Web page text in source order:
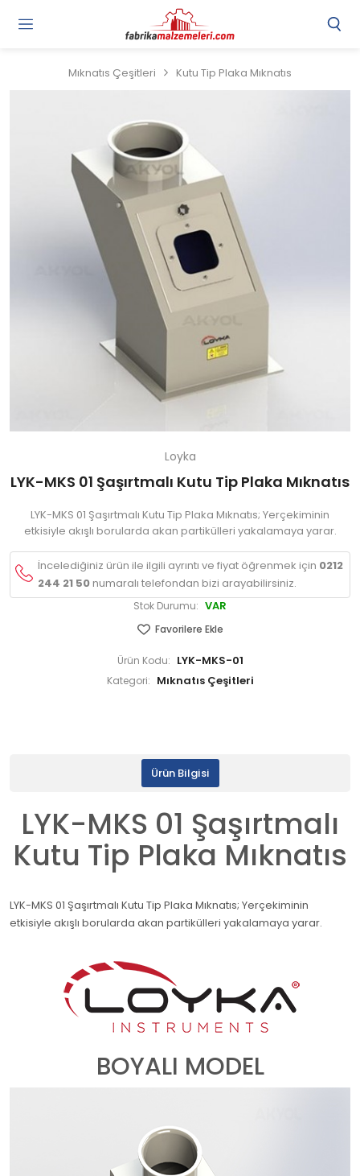
Mıknatıs Çeşitleri Kutu Tip Plaka Mıknatıs
Loyka
LYK-MKS 01 Şaşırtmalı Kutu Tip Plaka Mıknatıs
LYK-MKS 01 Şaşırtmalı Kutu Tip Plaka Mıknatıs; Yerçekiminin
etkisiyle akışlı borularda akan partikülleri yakalamaya yarar.
İncelediğiniz ürün ile ilgili ayrıntı ve fiyat öğrenmek için 0212
244 21 50numaralı telefondan bizi arayabilirsiniz.
Stok Durumu: VAR
Favorilere Ekle
Ürün Kodu: LYK-MKS-01
Kategori: Mıknatıs Çeşitleri
Ürün Bilgisi
LYK-MKS 01 Şaşırtmalı
Kutu Tip Plaka Mıknatıs
LYK-MKS 01 Şaşırtmalı Kutu Tip Plaka Mıknatıs; Yerçekiminin
etkisiyle akışlı borularda akan partikülleri yakalamaya yarar.
BOYALI MODEL